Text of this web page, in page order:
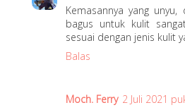
Kemasannya yang
bagus untuk kulit
sesuai dengan jenis kulit
Balas
Moch. Ferry 2 Juli 2021